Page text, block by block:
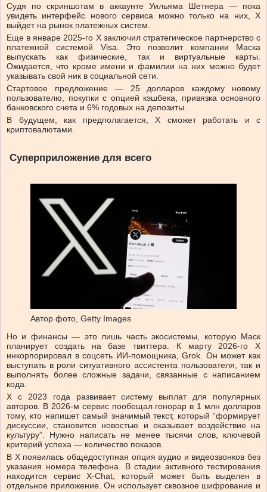
Судя по скриншотам в аккаунте Уильяма Шетнера — пока
увидеть интерфейс нового сервиса можно только на них, Х
выйдет на рынок платежных систем.
Еще в январе 2025-го Х заключил стратегическое партнерство с
платежной системой Visa. Это позволит компании Маска
выпускать как физические, так и виртуальные карты.
Ожидается, что кроме имени и фамилии на них можно будет
указывать свой ник в социальной сети.
Стартовое предложение — 25 долларов каждому новому
пользователю, покупки с опцией кэшбека, привязка основного
банковского счета и 6% годовых на депозиты.
В будущем, как предполагается, Х сможет работать и с
криптовалютами.
Суперприложение для всего
Автор фото, Getty Images
Но и финансы — это лишь часть экосистемы, которую Маск
планирует создать на базе твиттера. К марту 2026-го Х
инкорпорировал в соцсеть ИИ-помощника, Grok. Он может как
выступать в роли ситуативного ассистента пользователя, так и
выполнять более сложные задачи, связанные с написанием
кода.
Х с 2023 года развивает систему выплат для популярных
авторов. В 2026-м сервис пообещал гонорар в 1 млн долларов
тому, кто напишет самый значимый текст, который “формирует
дискуссии, становится новостью и оказывает воздействие на
культуру”. Нужно написать не менее тысячи слов, ключевой
критерий успеха — количество показов.
В Х появилась общедоступная опция аудио и видеозвонков без
указания номера телефона. В стадии активного тестирования
находится сервис Х-Chat, который может быть выделен в
отдельное приложение. Он использует сквозное шифрование и